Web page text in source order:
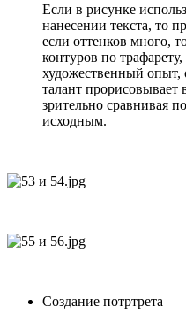
Если в рисунке
нанесении текста, то
если оттенков много,
контуров по
художественный
талант прорисовывает
зрительно сравнивая
исходным.
Создание потртрета